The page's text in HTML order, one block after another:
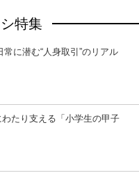
特集
に潜む“人身取引”のリアル
たり支える「小学生の甲子